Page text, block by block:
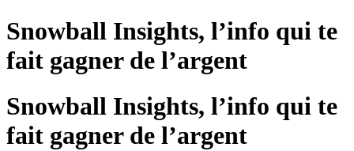
Snowball Insights, l’info qui te
fait gagner de l’argent
Snowball Insights, l’info qui te
fait gagner de l’argent